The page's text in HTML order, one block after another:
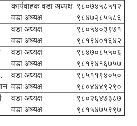
कार्यवाहक वडा अध्यक्ष ९८०७४५८५१२
वडा अध्यक्ष
९८४७२८५५८६
वडा अध्यक्ष
९८०५४०३९७१
वडा अध्यक्ष
९८१९४०१६४२
वडा अध्यक्ष
९८४७०८५५०६
वडा अध्यक्ष
९८१९४१६७५७
वडा अध्यक्ष
९८५११९४०५०
वडा अध्यक्ष
९८०४४४९२९०
वडा अध्यक्ष
९८०२६४७३८७
वडा अध्यक्ष ९८१५४७५९९७